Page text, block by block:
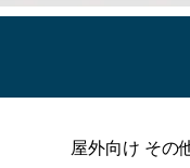
屋外向け その